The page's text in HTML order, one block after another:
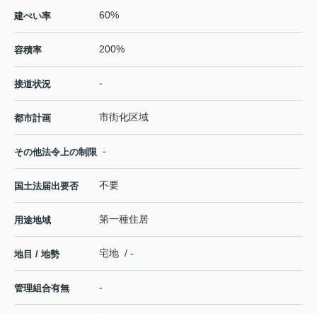
建ぺい率 60%
容積率 200%
接道状況 -
都市計画 市街化区域
その他法令上の制限 -
国土法届出要否 不要
用途地域 第一種住居
地目 / 地勢 宅地 / -
管理組合有無 -